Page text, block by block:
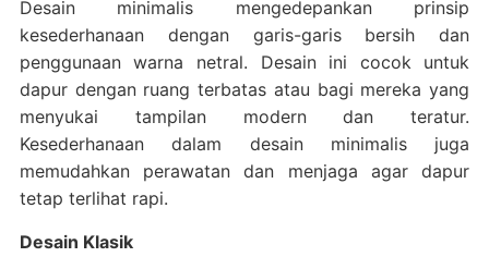
Desain minimalis mengedepankan prinsip
kesederhanaan dengan garis-garis bersih dan
penggunaan warna netral. Desain ini cocok untuk
dapur dengan ruang terbatas atau bagi mereka yang
menyukai tampilan modern dan teratur.
Kesederhanaan dalam desain minimalis juga
memudahkan perawatan dan menjaga agar dapur
tetap terlihat rapi.
Desain Klasik